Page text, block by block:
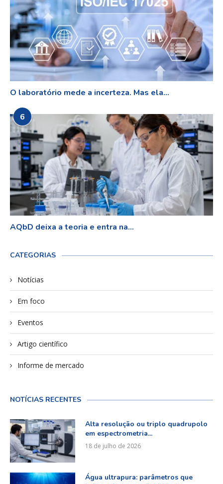
O laboratório mede a incerteza. Mas ela...
6
AQbD deixa a teoria e entra na...
CATEGORIAS
Notícias
Em foco
Eventos
Artigo científico
Informe de mercado
NOTÍCIAS RECENTES
Alta resolução ou triplo quadrupolo
em espectrometria...
18 de julho de 2026
Água ultrapura: parâmetros que